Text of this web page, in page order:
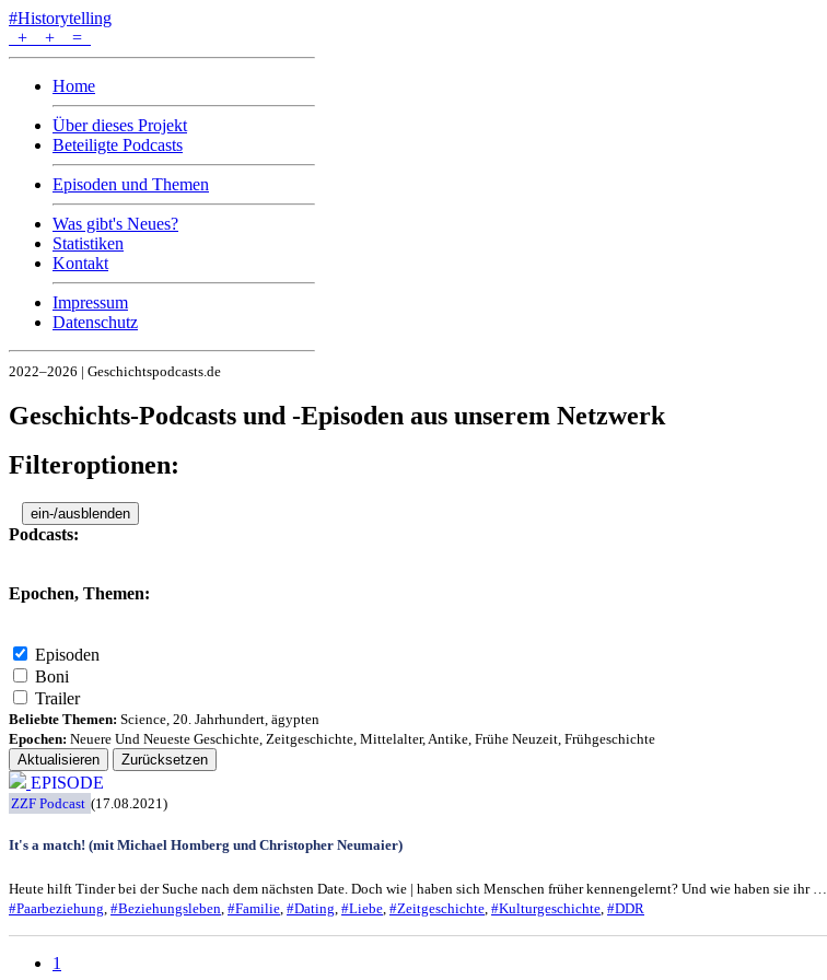
#Historytelling
+
+ =
Home
Über dieses Projekt
Beteiligte Podcasts
Episoden und Themen
Was gibt's Neues?
Statistiken
Kontakt
Impressum
Datenschutz
2022–2026 | Geschichtspodcasts.de
Geschichts-Podcasts und -Episoden aus unserem Netzwerk
Filteroptionen:
ein-/ausblenden
Podcasts:
Epochen, Themen:
Episoden
Boni
Trailer
Beliebte Themen: Science 20. Jahrhundert ägypten
Epochen: Neuere Und Neueste Geschichte Zeitgeschichte Mittelalter, Antike Frühe Neuzeit Frühgeschichte
Aktualisieren
Zurücksetzen
EPISODE
ZZF Podcast (17.08.2021)
It's a match! (mit Michael Homberg und Christopher Neumaier)
Heute hilft Tinder bei der Suche nach dem nächsten Date. Doch wie | haben sich Menschen früher kennengelernt? Und wie haben sie ihr …
#Paarbeziehung, #Beziehungsleben, #Familie, #Dating, #Liebe, #Zeitgeschichte, #Kulturgeschichte, #DDR
1